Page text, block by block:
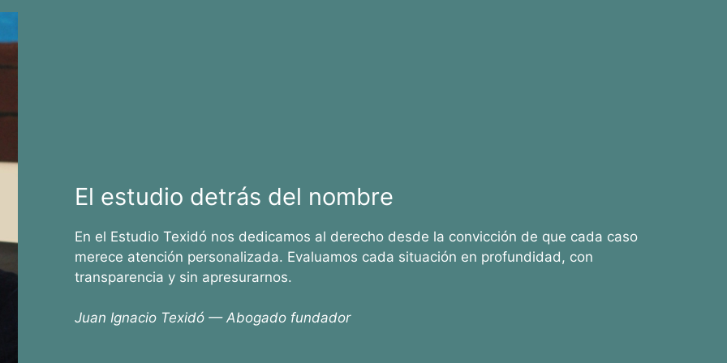
El estudio detrás del nombre
En el Estudio Texidó nos dedicamos al derecho desde la convicción de que cada caso
merece atención personalizada. Evaluamos cada situación en profundidad, con
transparencia y sin apresurarnos.
Juan Ignacio Texidó — Abogado fundador